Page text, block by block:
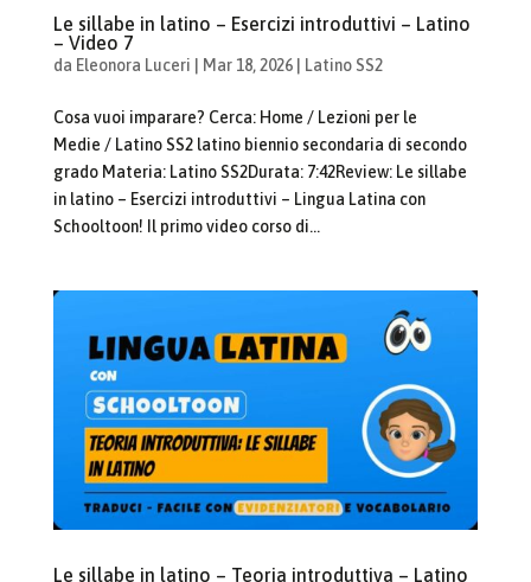
Le sillabe in latino – Esercizi introduttivi – Latino
– Video 7
da Eleonora Luceri Mar 18, 2026| Latino SS2
Cosa vuoi imparare? Cerca: Home / Lezioni per le
Medie / Latino SS2 latino biennio secondaria di secondo
grado Materia: Latino SS2Durata: 7:42Review: Le sillabe
in latino – Esercizi introduttivi – Lingua Latina con
Schooltoon! Il primo video corso di...
Le sillabe in latino – Teoria introduttiva – Latino